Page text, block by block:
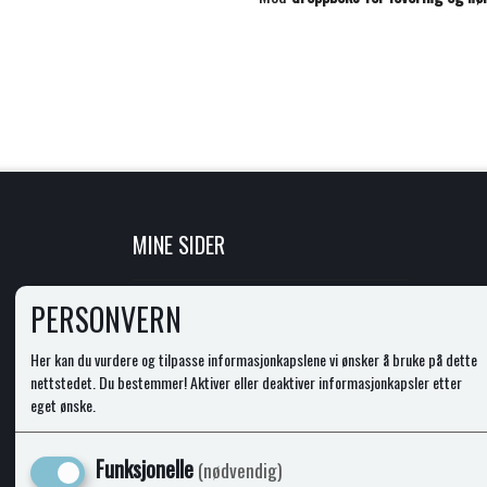
MINE SIDER
LOGG INN
NY KUNDE
VILKÅR
PERSONVERNERKLÆRING
ADMINISTRER COOKIES
PERSONVERN
Her kan du vurdere og tilpasse informasjonkapslene vi ønsker å bruke på dette
nettstedet. Du bestemmer! Aktiver eller deaktiver informasjonkapsler etter
eget ønske.
Funksjonelle(nødvendig)